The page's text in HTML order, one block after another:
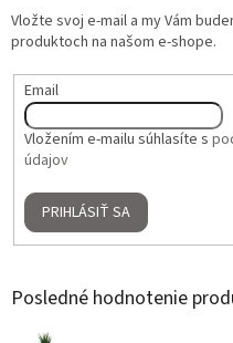
Vložte svoj e-mail a my Vám
produktoch na našom e-shope.
Email
Vložením e-mailu súhlasíte s
údajov
PRIHLÁSIŤ SA
Posledné hodnotenie